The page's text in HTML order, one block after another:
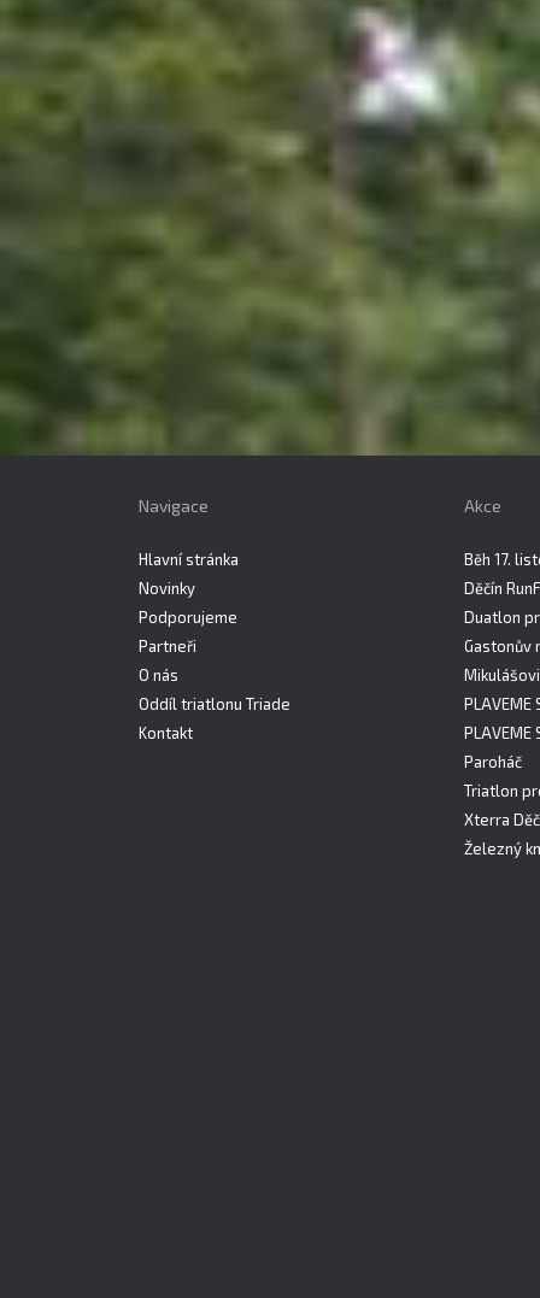
Navigace
Hlavní stránka
Novinky
Podporujeme
Partneři
O nás
Oddíl triatlonu Triade
Kontakt
Akce
Běh 17.
Děčín
Duatlon
Gastonův
PLAVEME
PLAVEME
Paroháč
Triatlon
Xterra
Železný